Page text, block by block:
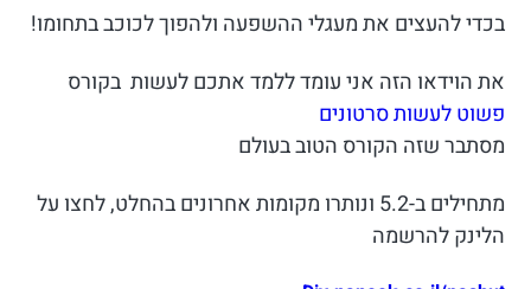
בכדי להעצים את מעגלי ההשפעה ולהפוך לכוכב בתחומו!
את הוידאו הזה אני עומד ללמד אתכם לעשות בקורס
פשוט לעשות סרטונים
מסתבר שזה הקורס הטוב בעולם
מתחילים ב-5.2 ונותרו מקומות אחרונים בהחלט, לחצו על
הלינק להרשמה